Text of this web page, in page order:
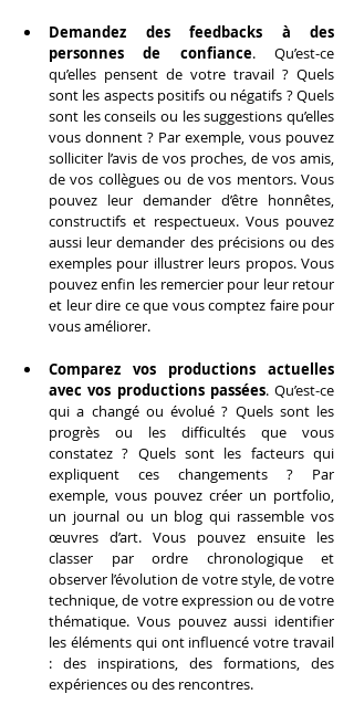
Demandez des feedbacks à des
personnes de confiance. Qu’est-ce
qu’elles pensent de votre travail ? Quels
sont les aspects positifs ou négatifs ? Quels
sont les conseils ou les suggestions qu’elles
vous donnent ? Par exemple, vous pouvez
solliciter l’avis de vos proches, de vos amis,
de vos collègues ou de vos mentors. Vous
pouvez leur demander d’être honnêtes,
constructifs et respectueux. Vous pouvez
aussi leur demander des précisions ou des
exemples pour illustrer leurs propos. Vous
pouvez enfin les remercier pour leur retour
et leur dire ce que vous comptez faire pour
vous améliorer.
Comparez vos productions actuelles
avec vos productions passées. Qu’est-ce
qui a changé ou évolué ? Quels sont les
progrès ou les difficultés que vous
constatez ? Quels sont les facteurs qui
expliquent ces changements ? Par
exemple, vous pouvez créer un portfolio,
un journal ou un blog qui rassemble vos
œuvres d’art. Vous pouvez ensuite les
classer par ordre chronologique et
observer l’évolution de votre style, de votre
technique, de votre expression ou de votre
thématique. Vous pouvez aussi identifier
les éléments qui ont influencé votre travail
: des inspirations, des formations, des
expériences ou des rencontres.